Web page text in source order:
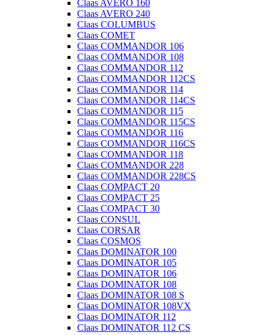
Claas AVERO 160
Claas AVERO 240
Claas COLUMBUS
Claas COMET
Claas COMMANDOR 106
Claas COMMANDOR 108
Claas COMMANDOR 112
Claas COMMANDOR 112CS
Claas COMMANDOR 114
Claas COMMANDOR 114CS
Claas COMMANDOR 115
Claas COMMANDOR 115CS
Claas COMMANDOR 116
Claas COMMANDOR 116CS
Claas COMMANDOR 118
Claas COMMANDOR 228
Claas COMMANDOR 228CS
Claas COMPACT 20
Claas COMPACT 25
Claas COMPACT 30
Claas CONSUL
Claas CORSAR
Claas COSMOS
Claas DOMINATOR 100
Claas DOMINATOR 105
Claas DOMINATOR 106
Claas DOMINATOR 108
Claas DOMINATOR 108 S
Claas DOMINATOR 108VX
Claas DOMINATOR 112
Claas DOMINATOR 112 CS